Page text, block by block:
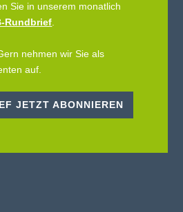
Sie in unserem monatlich
Rundbrief.
nehmen wir Sie als
auf.
JETZT ABONNIEREN